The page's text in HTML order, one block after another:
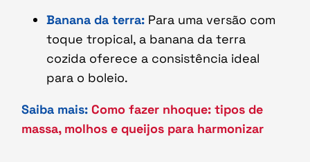
Banana da terra: Para uma versão com
toque tropical, a banana da terra
cozida oferece a consistência ideal
para o boleio.
Saiba mais: Como fazer nhoque: tipos de
massa, molhos e queijos para harmonizar